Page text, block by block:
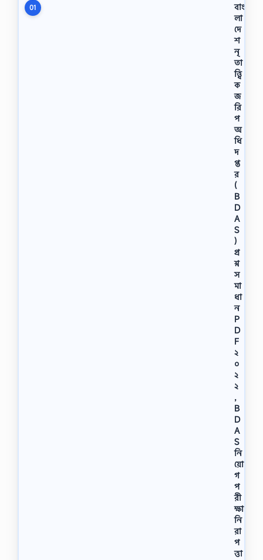
01
বাং
লা
দে
শ
নৃ
তা
ত্ত্বি
ক
জ
রি
প
অ
ধি
দ
প্ত
র
(
B
D
A
S
)
প্র
শ্ন
স
মা
ধা
ন
P
D
F
২
০
২
২
,
B
D
A
S
নি
য়ো
গ
প
রী
ক্ষা
নি
রা
প
ত্তা